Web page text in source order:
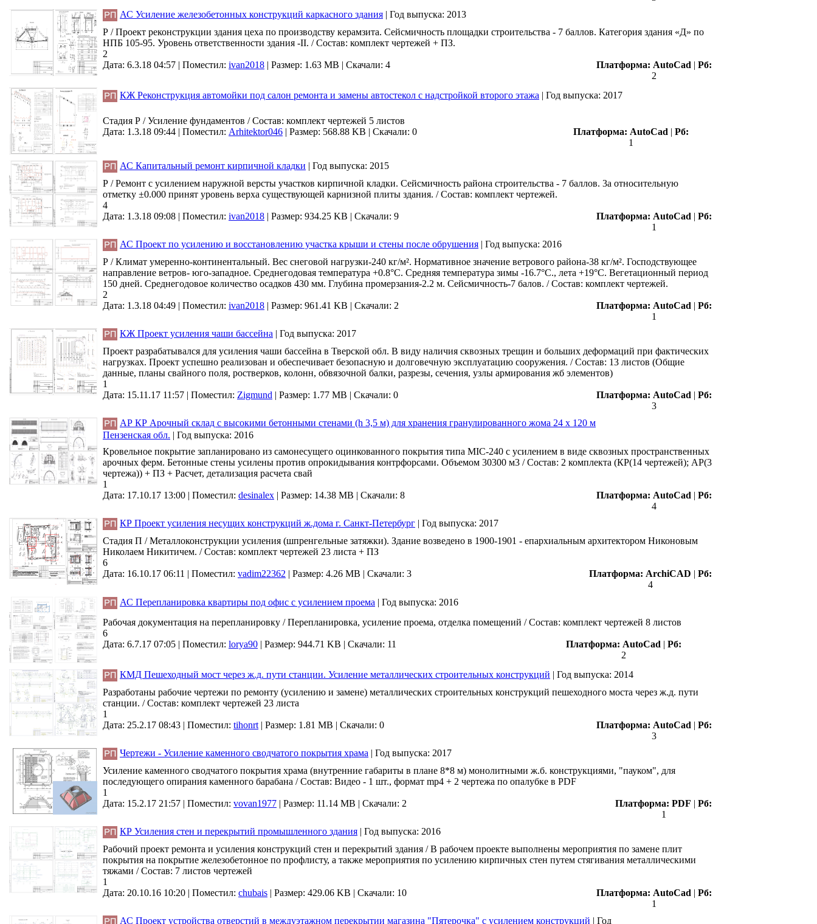
АС Усиление железобетонных конструкций каркасного здания | Год выпуска: 2013
Р / Проект реконструкции здания цеха по производству керамзита. Сейсмичность площадки строительства - 7 баллов. Категория здания «Д» по
НПБ 105-95. Уровень ответственности здания -II. / Состав: комплект чертежей + ПЗ.
2
Дата: 6.3.18 04:57 | Поместил: ivan2018 | Размер: 1.63 MB | Скачали: 4 Платформа: АutoCad | Рб:
2
КЖ Реконструкция автомойки под салон ремонта и замены автостекол с надстройкой второго этажа | Год выпуска: 2017
Стадия Р / Усиление фундаментов / Состав: комплект чертежей 5 листов
Дата: 1.3.18 09:44 | Поместил: Arhitektor046 | Размер: 568.88 KB | Скачали: 0 Платформа: AutoCad | Рб:
1
АС Капитальный ремонт кирпичной кладки | Год выпуска: 2015
Р / Ремонт с усилением наружной версты участков кирпичной кладки. Сейсмичность района строительства - 7 баллов. 3а относительную
отметку ±0.000 принят уровень верха существующей карнизной плиты здания. / Состав: комплект чертежей.
4
Дата: 1.3.18 09:08 | Поместил: ivan2018 | Размер: 934.25 KB | Скачали: 9 Платформа: АutoCad | Рб:
1
АС Проект по усилению и восстановлению участка крыши и стены после обрушения | Год выпуска: 2016
Р / Климат умеренно-континентальный. Вес снеговой нагрузки-240 кг/м². Нормативное значение ветрового района-38 кг/м². Господствующее
направление ветров- юго-западное. Среднегодовая температура +0.8°С. Средняя температура зимы -16.7°С., лета +19°С. Вегетационный период
150 дней. Среднегодовое количество осадков 430 мм. Глубина промерзания-2.2 м. Сейсмичность-7 балов. / Состав: комплект чертежей.
2
Дата: 1.3.18 04:49 | Поместил: ivan2018 | Размер: 961.41 KB | Скачали: 2 Платформа: АutoCad | Рб:
1
КЖ Проект усиления чаши бассейна | Год выпуска: 2017
Проект разрабатывался для усиления чаши бассейна в Тверской обл. В виду наличия сквозных трещин и больших деформаций при фактических
нагрузках. Проект успешно реализован и обеспечивает безопасную и долговечную эксплуатацию сооружения. / Состав: 13 листов (Общие
данные, планы свайного поля, ростверков, колонн, обвязочной балки, разрезы, сечения, узлы армирования жб элементов)
1
Дата: 15.11.17 11:57 | Поместил: Zigmund | Размер: 1.77 MB | Скачали: 0 Платформа: AutoCad | Рб:
3
АР КР Арочный склад с высокими бетонными стенами (h 3,5 м) для хранения гранулированного жома 24 х 120 м
Пензенская обл. | Год выпуска: 2016
Кровельное покрытие запланировано из самонесущего оцинкованного покрытия типа MIC-240 с усилением в виде сквозных пространственных
арочных ферм. Бетонные стены усилены против опрокидывания контрфорсами. Объемом 30300 м3 / Состав: 2 комплекта (КР(14 чертежей); АР(3
чертежа)) + ПЗ + Расчет, детализация расчета свай
1
Дата: 17.10.17 13:00 | Поместил: desinalex | Размер: 14.38 MB | Скачали: 8 Платформа: AutoCad | Рб:
4
КР Проект усиления несущих конструкций ж.дома г. Санкт-Петербург | Год выпуска: 2017
Стадия П / Металлоконструкции усиления (шпренгельные затяжки). Здание возведено в 1900-1901 - епархиальным архитектором Никоновым
Николаем Никитичем. / Состав: комплект чертежей 23 листа + ПЗ
6
Дата: 16.10.17 06:11 | Поместил: vadim22362 | Размер: 4.26 MB | Скачали: 3 Платформа: ArchiCAD | Рб:
4
АС Перепланировка квартиры под офис с усилением проема | Год выпуска: 2016
Рабочая документация на перепланировку / Перепланировка, усиление проема, отделка помещений / Состав: комплект чертежей 8 листов
6
Дата: 6.7.17 07:05 | Поместил: lorya90 | Размер: 944.71 KB | Скачали: 11 Платформа: AutoCad | Рб:
2
КМД Пешеходный мост через ж.д. пути станции. Усиление металлических строительных конструкций | Год выпуска: 2014
Разработаны рабочие чертежи по ремонту (усилению и замене) металлических строительных конструкций пешеходного моста через ж.д. пути
станции. / Состав: комплект чертежей 23 листа
1
Дата: 25.2.17 08:43 | Поместил: tihonrt | Размер: 1.81 MB | Скачали: 0 Платформа: AutoCad | Рб:
3
Чертежи - Усиление каменного сводчатого покрытия храма | Год выпуска: 2017
Усиление каменного сводчатого покрытия храма (внутренние габариты в плане 8*8 м) монолитными ж.б. конструкциями, "пауком", для
последующего опирания каменного барабана / Состав: Видео - 1 шт., формат mp4 + 2 чертежа по опалубке в PDF
1
Дата: 15.2.17 21:57 | Поместил: vovan1977 | Размер: 11.14 MB | Скачали: 2 Платформа: PDF | Рб:
1
КР Усиления стен и перекрытий промышленного здания | Год выпуска: 2016
Рабочий проект ремонта и усиления конструкций стен и перекрытий здания / В рабочем проекте выполнены мероприятия по замене плит
покрытия на покрытие железобетонное по профлисту, а также мероприятия по усилению кирпичных стен путем стягивания металлическими
тяжами / Состав: 7 листов чертежей
1
Дата: 20.10.16 10:20 | Поместил: chubais | Размер: 429.06 KB | Скачали: 10 Платформа: AutoCad | Рб:
1
АС Проект устройства отверстий в междуэтажном перекрытии магазина "Пятерочка" с усилением конструкций | Год